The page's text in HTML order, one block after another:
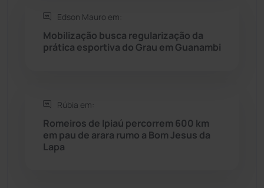
Seabra
Sebastião Laranjeiras (96)
Tanhaçu
Edson Mauro em:
Mobilização busca regularização da
prática esportiva do Grau em Guanambi
Rúbia em:
Romeiros de Ipiaú percorrem 600 km
em pau de arara rumo a Bom Jesus da
Lapa